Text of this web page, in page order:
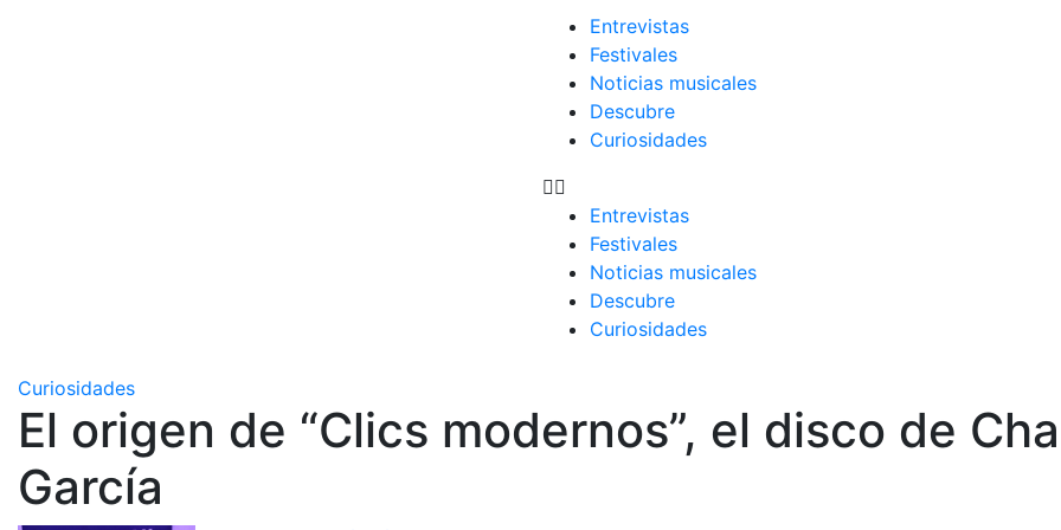
Entrevistas
Festivales
Noticias musicales
Descubre
Curiosidades
Entrevistas
Festivales
Noticias musicales
Descubre
Curiosidades
Curiosidades
El origen de “Clics modernos”, el disco de
García